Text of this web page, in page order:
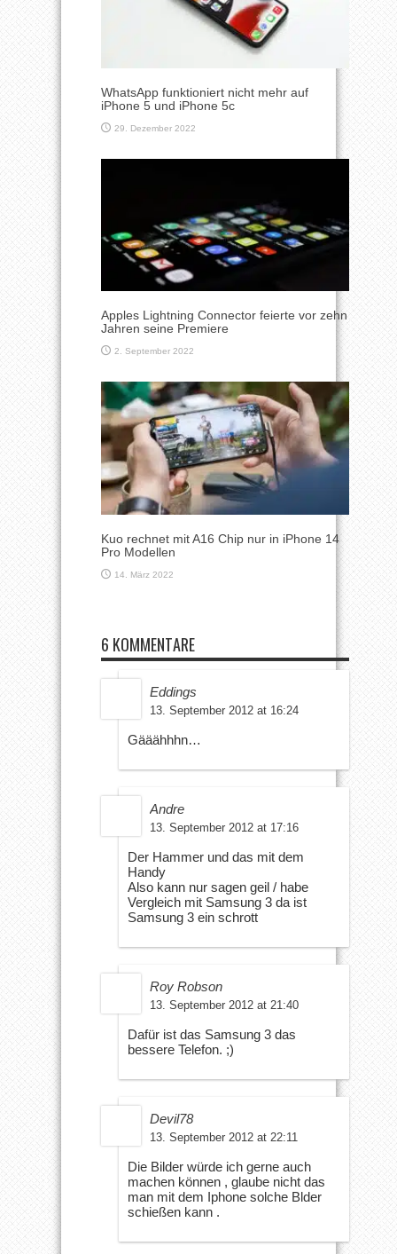
WhatsApp funktioniert nicht mehr auf
iPhone 5 und iPhone 5c
29. Dezember 2022
Apples Lightning Connector feierte vor zehn
Jahren seine Premiere
2. September 2022
Kuo rechnet mit A16 Chip nur in iPhone 14
Pro Modellen
14. März 2022
6 KOMMENTARE
Eddings
13. September 2012 at 16:24
Gääähhhn…
Andre
13. September 2012 at 17:16
Der Hammer und das mit dem
Handy
Also kann nur sagen geil / habe
Vergleich mit Samsung 3 da ist
Samsung 3 ein schrott
Roy Robson
13. September 2012 at 21:40
Dafür ist das Samsung 3 das
bessere Telefon. ;)
Devil78
13. September 2012 at 22:11
Die Bilder würde ich gerne auch
machen können , glaube nicht das
man mit dem Iphone solche Blder
schießen kann .